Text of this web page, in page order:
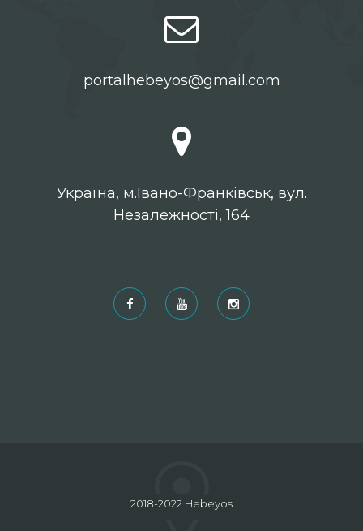
portalhebeyos@gmail.com
Українa, м.Івано-Франківськ, вул.
Незалежності, 164
2018-2022 Hebeyos